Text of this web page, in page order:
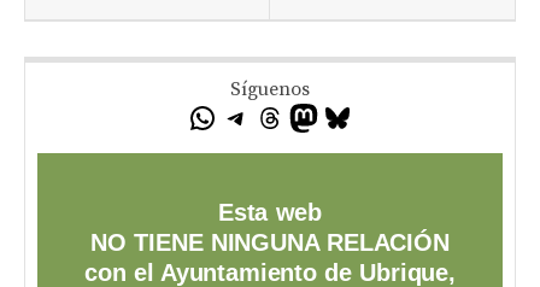
Síguenos
Esta web
NO TIENE NINGUNA RELACIÓN
con el Ayuntamiento de Ubrique,